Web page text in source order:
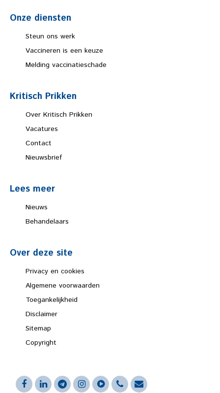
Onze diensten
Steun ons werk
Vaccineren is een keuze
Melding vaccinatieschade
Kritisch Prikken
Over Kritisch Prikken
Vacatures
Contact
Nieuwsbrief
Lees meer
Nieuws
Behandelaars
Over deze site
Privacy en cookies
Algemene voorwaarden
Toegankelijkheid
Disclaimer
Sitemap
Copyright